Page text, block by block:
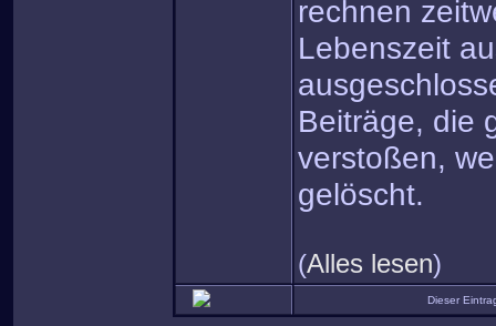
rechnen
Lebenszeit
Beiträge, die
verstoßen,
gelöscht.
(Alles lesen)
Dieser